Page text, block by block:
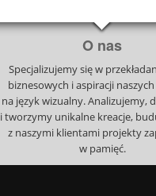
O nas
Specjalizujemy się w
biznesowych i aspiracji
na język wizualny. Analizujemy,
i tworzymy unikalne kreacje,
z naszymi klientami projekty
w pamięć.